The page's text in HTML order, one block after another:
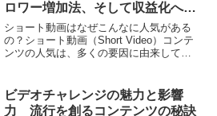
ロワー増加法、そして収益化への
道
ショート動画はなぜこんなに人気がある
の？ショート動画（Short Video）コンテ
ンツの人気は、多くの要因に由来してお
ットフォーム、例えばTikTokやInstagr...
ビデオチャレンジの魅力と影響
力 流行を創るコンテンツの秘訣